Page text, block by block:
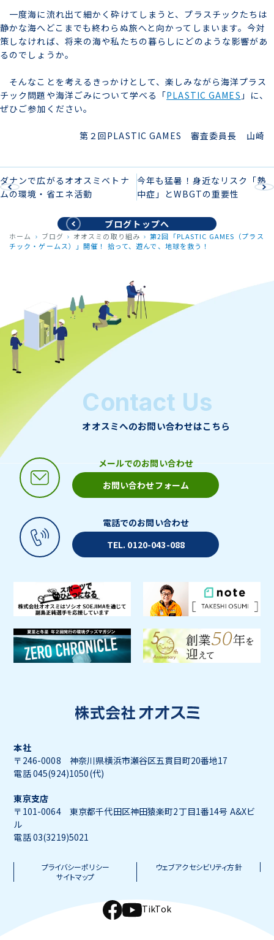
一度海に流れ出て細かく砕けてしまうと、プラスチックたちは
静かな海へどこまでも終わらぬ旅へと向かってしまいます。今対
策しなければ、将来の海や私たちの暮らしにどのような影響があ
るのでしょうか。
そんなことを考えるきっかけとして、楽しみながら海洋プラス
チック問題や海洋ごみについて学べる「PLASTIC GAMES 」に、
ぜひご参加ください。
第２回PLASTIC GAMES 審査委員長 山崎
ダナンで広がるオオスミベトナ
ムの環境・省エネ活動
今年も猛暑！身近なリスク「熱
中症」とWBGTの重要性
ブログトップへ
ホーム ブログ オオスミの取り組み
第2回「PLASTIC GAMES（プラス
チック・ゲームス）」開催！ 拾って、遊んで、地球を救う！
Contact Us
オオスミへのお問い合わせはこちら
メールでのお問い合わせ
お問い合わせフォーム
電話でのお問い合わせ
TEL. 0120-043-088
本社
〒246-0008 神奈川県横浜市瀬谷区五貫目町20番地17
電話 045(924)1050(代)
東京支店
〒101-0064 東京都千代田区神田猿楽町2丁目1番14号 A&Xビ
ル
電話 03(3219)5021
プライバシーポリシー
ウェブアクセシビリティ方針
サイトマップ
TikTok